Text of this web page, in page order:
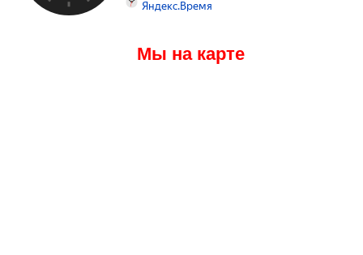
Мы на карте